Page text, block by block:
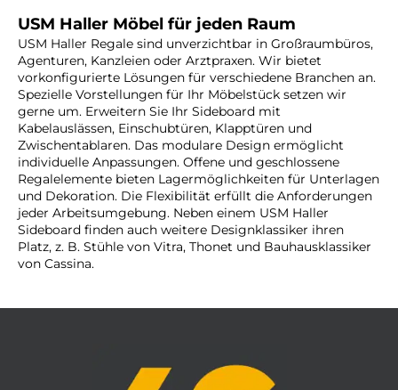
USM Haller Möbel für jeden Raum
USM Haller Regale sind unverzichtbar in Großraumbüros,
Agenturen, Kanzleien oder Arztpraxen. Wir bietet
vorkonfigurierte Lösungen für verschiedene Branchen an.
Spezielle Vorstellungen für Ihr Möbelstück setzen wir
gerne um. Erweitern Sie Ihr Sideboard mit
Kabelauslässen, Einschubtüren, Klapptüren und
Zwischentablaren. Das modulare Design ermöglicht
individuelle Anpassungen. Offene und geschlossene
Regalelemente bieten Lagermöglichkeiten für Unterlagen
und Dekoration. Die Flexibilität erfüllt die Anforderungen
jeder Arbeitsumgebung. Neben einem USM Haller
Sideboard finden auch weitere Designklassiker ihren
Platz, z. B. Stühle von Vitra, Thonet und Bauhausklassiker
von Cassina.